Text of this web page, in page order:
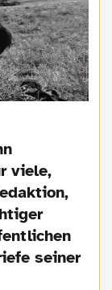
viele,
seiner